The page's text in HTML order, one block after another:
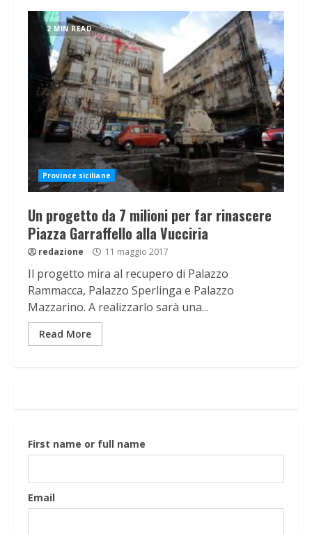
2 MIN READ
Province siciliane
Un progetto da 7 milioni per far rinascere
Piazza Garraffello alla Vucciria
redazione 11 maggio 2017
Il progetto mira al recupero di Palazzo
Rammacca, Palazzo Sperlinga e Palazzo
Mazzarino. A realizzarlo sarà una...
Read More
First name or full name
Email